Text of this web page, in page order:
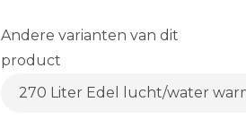
Andere varianten van dit
product
270 Liter Edel lucht/water